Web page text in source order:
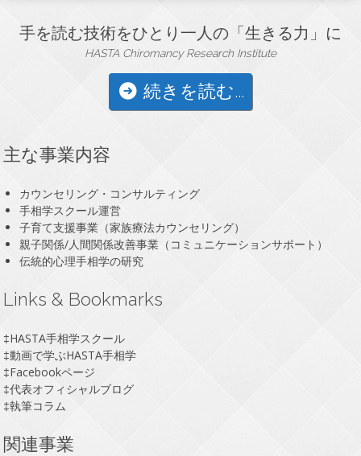
手を読む技術をひとり一人の「生きる力」に
HASTA Chiromancy Research Institute
続きを読む...
主な事業内容
カウンセリング・コンサルティング
手相学スクール運営
子育て支援事業（家族療法カウンセリング）
親子関係/人間関係改善事業（コミュニケーションサポート）
伝統的心理手相学の研究
Links & Bookmarks
‡HASTA手相学スクール
‡動画で学ぶHASTA手相学
‡Facebookページ
‡代表オフィシャルブログ
‡執筆コラム
関連事業